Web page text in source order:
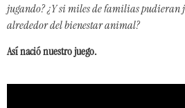
jugando? ¿Y si miles de familias pudieran
alrededor del bienestar animal?
Así nació nuestro juego.